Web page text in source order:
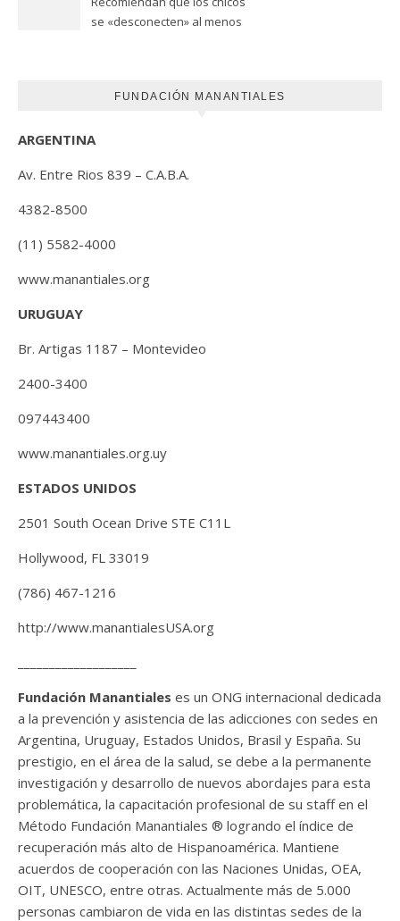
se «desconecten» al menos
FUNDACIÓN MANANTIALES
ARGENTINA
Av. Entre Rios 839 – C.A.B.A.
4382-8500
(11) 5582-4000
www.manantiales.org
URUGUAY
Br. Artigas 1187 – Montevideo
2400-3400
097443400
www.manantiales.org.uy
ESTADOS UNIDOS
2501 South Ocean Drive STE C11L
Hollywood, FL 33019
(786) 467-1216
http://www.manantialesUSA.org
Fundación Manantiales es un ONG internacional dedicada
a la prevención y asistencia de las adicciones con sedes en
Argentina, Uruguay, Estados Unidos, Brasil y España. Su
prestigio, en el área de la salud, se debe a la permanente
investigación y desarrollo de nuevos abordajes para esta
problemática, la capacitación profesional de su staff en el
Método Fundación Manantiales ® logrando el índice de
recuperación más alto de Hispanoamérica. Mantiene
acuerdos de cooperación con las Naciones Unidas, OEA,
OIT, UNESCO, entre otras. Actualmente más de 5.000
personas cambiaron de vida en las distintas sedes de la